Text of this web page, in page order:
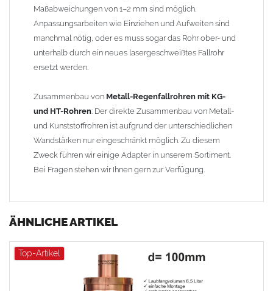
Maßabweichungen von 1–2 mm sind möglich.
Anpassungsarbeiten wie Einziehen und Aufweiten sind
manchmal nötig, oder es muss sogar das Rohr ober- und
unterhalb durch ein neues lasergeschweißtes Fallrohr
ersetzt werden.
Zusammenbau von Metall-Regenfallrohren mit KG-
und HT-Rohren: Der direkte Zusammenbau von Metall-
und Kunststoffrohren ist aufgrund der unterschiedlichen
Wandstärken nur eingeschränkt möglich. Zu diesem
Zweck führen wir einige Adapter in unserem Sortiment.
Bei Fragen stehen wir Ihnen gern zur Verfügung.
ÄHNLICHE ARTIKEL
Top-Artikel